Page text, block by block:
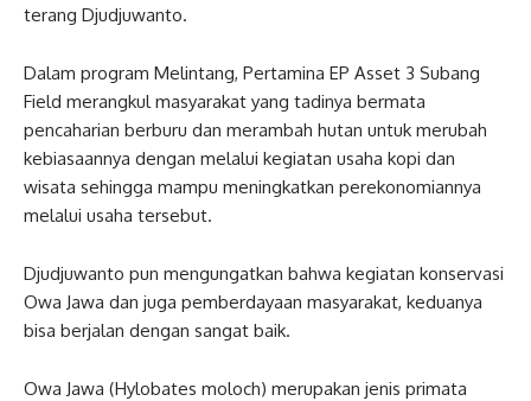
terang Djudjuwanto.
Dalam program Melintang, Pertamina EP Asset 3 Subang
Field merangkul masyarakat yang tadinya bermata
pencaharian berburu dan merambah hutan untuk merubah
kebiasaannya dengan melalui kegiatan usaha kopi dan
wisata sehingga mampu meningkatkan perekonomiannya
melalui usaha tersebut.
Djudjuwanto pun mengungatkan bahwa kegiatan konservasi
Owa Jawa dan juga pemberdayaan masyarakat, keduanya
bisa berjalan dengan sangat baik.
Owa Jawa (Hylobates moloch) merupakan jenis primata